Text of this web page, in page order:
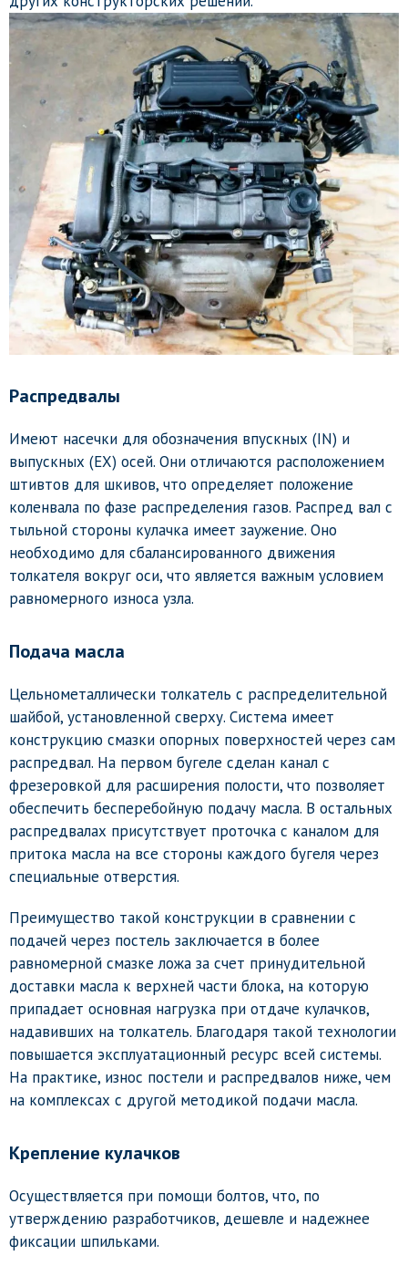
Распредвалы
Имеют насечки для обозначения впускных (IN) и
выпускных (EX) осей. Они отличаются расположением
штивтов для шкивов, что определяет положение
коленвала по фазе распределения газов. Распред вал с
тыльной стороны кулачка имеет заужение. Оно
необходимо для сбалансированного движения
толкателя вокруг оси, что является важным условием
равномерного износа узла.
Подача масла
Цельнометаллически толкатель с распределительной
шайбой, установленной сверху. Система имеет
конструкцию смазки опорных поверхностей через сам
распредвал. На первом бугеле сделан канал с
фрезеровкой для расширения полости, что позволяет
обеспечить бесперебойную подачу масла. В остальных
распредвалах присутствует проточка с каналом для
притока масла на все стороны каждого бугеля через
специальные отверстия.
Преимущество такой конструкции в сравнении с
подачей через постель заключается в более
равномерной смазке ложа за счет принудительной
доставки масла к верхней части блока, на которую
припадает основная нагрузка при отдаче кулачков,
надавивших на толкатель. Благодаря такой технологии
повышается эксплуатационный ресурс всей системы.
На практике, износ постели и распредвалов ниже, чем
на комплексах с другой методикой подачи масла.
Крепление кулачков
Осуществляется при помощи болтов, что, по
утверждению разработчиков, дешевле и надежнее
фиксации шпильками.